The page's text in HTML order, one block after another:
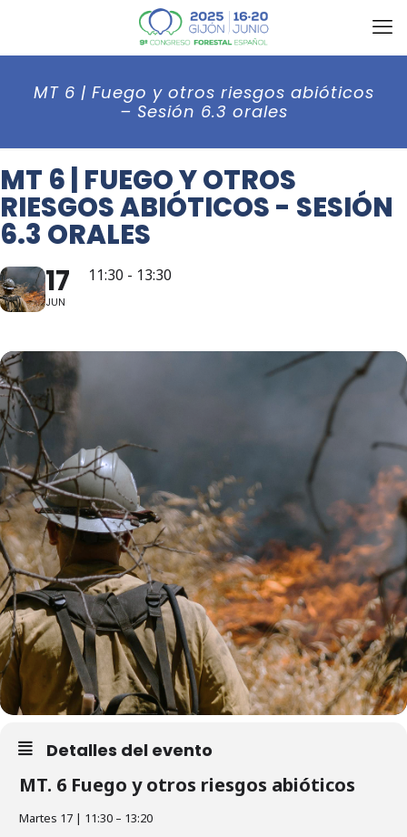
MT 6 | Fuego y otros riesgos abióticos
– Sesión 6.3 orales
MT 6 | FUEGO Y OTROS
RIESGOS ABIÓTICOS - SESIÓN
6.3 ORALES
17
JUN
11:30 - 13:30
Detalles del evento
MT. 6 Fuego y otros riesgos abióticos
Martes 17 | 11:30 – 13:20